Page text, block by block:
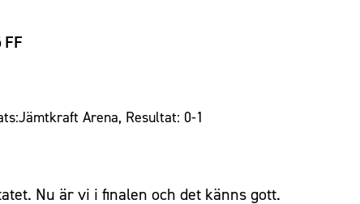
FF
Arena, Resultat: 0-1
Nu är vi i finalen och det känns gott.